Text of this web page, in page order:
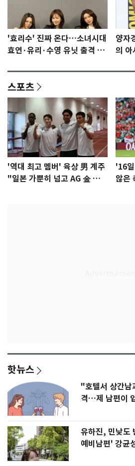
'효리수' 진짜 온다…소녀시대
효연·유리·수영 유닛 출격 [N
양자
의
스포츠
'역대 최고 멤버' 육상 男 계주
"일본 가뿐히 넘고 AG 金 따겠
'16
않은
핫뉴스
"호텔서 상간남
격…제 남편이
유하진, 민낯
예비남편' 강균